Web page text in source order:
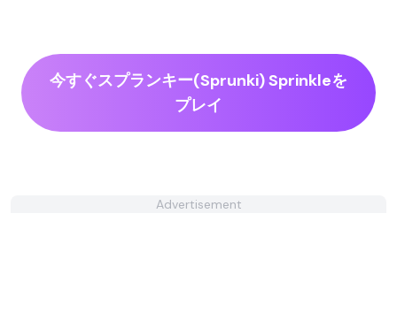
今すぐスプランキー(Sprunki) Sprinkleを
プレイ
Advertisement